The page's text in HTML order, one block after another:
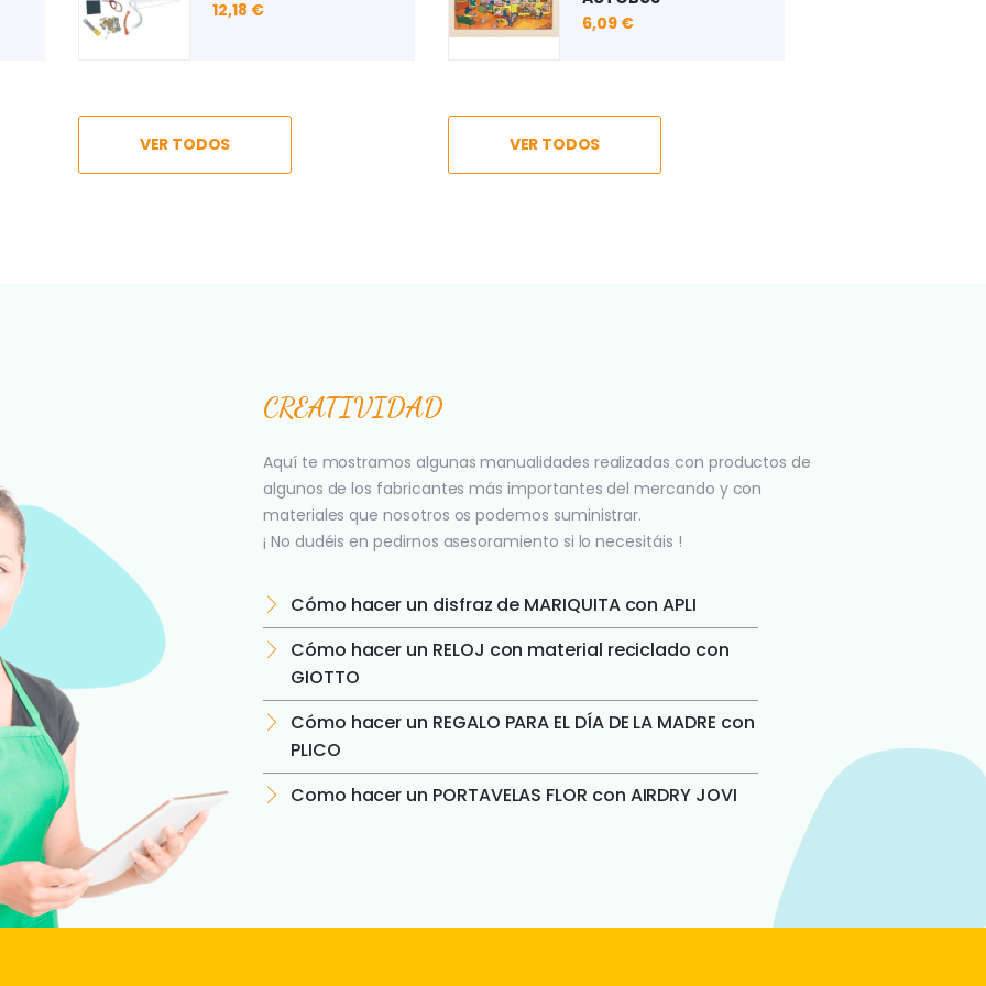
INFORMÁTICOS
9,08 €
29,44 €
15,21 €
VER TODOS
4,32 €
VER TODOS
CREATIVIDAD
Aquí te mostramos algunas manualidades realizadas con productos de
algunos de los fabricantes más importantes del mercando y con
materiales que nosotros os podemos suministrar.
¡ No dudéis en pedirnos asesoramiento si lo necesitáis !
Cómo hacer un disfraz de MARIQUITA con APLI
Cómo hacer un RELOJ con material reciclado con
GIOTTO
Cómo hacer un REGALO PARA EL DÍA DE LA MADRE con
PLICO
Como hacer un PORTAVELAS FLOR con AIRDRY JOVI